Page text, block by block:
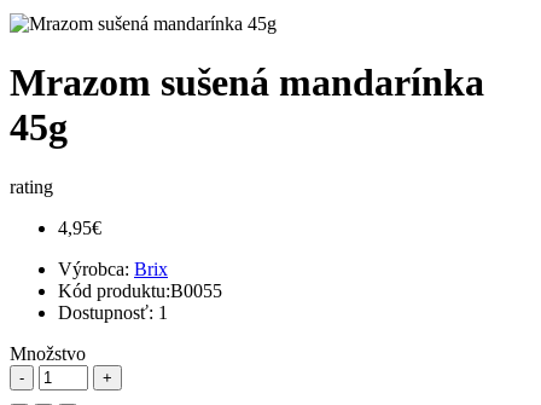
Mrazom sušená mandarínka
45g
rating
4,95€
Výrobca: Brix
Kód produktu:B0055
Dostupnosť: 1
Množstvo